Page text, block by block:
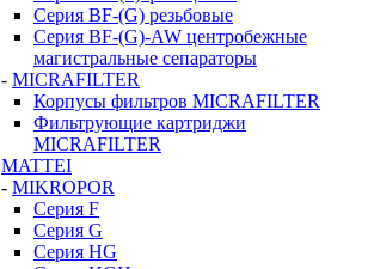
Серия BF-(G) резьбовые
Серия BF-(G)-AW центробежные
магистральные сепараторы
- MICRAFILTER
Корпусы фильтров MICRAFILTER
Фильтрующие картриджи
MICRAFILTER
MATTEI
- MIKROPOR
Серия F
Серия G
Серия HG